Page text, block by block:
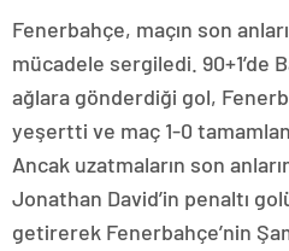
Fenerbahçe, maçın son
mücadele sergiledi. 90+1’de
ağlara gönderdiği gol,
yeşertti ve maç 1-0
Ancak uzatmaların son
Jonathan David’in penaltı
getirerek Fenerbahçe’nin